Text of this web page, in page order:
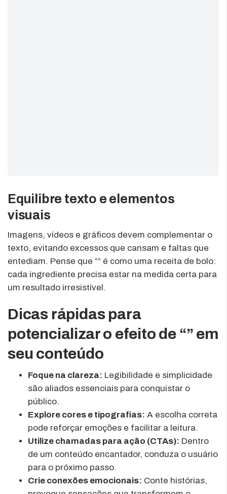
Equilibre texto e elementos
visuais
Imagens, vídeos e gráficos devem complementar o
texto, evitando excessos que cansam e faltas que
entediam. Pense que “” é como uma receita de bolo:
cada ingrediente precisa estar na medida certa para
um resultado irresistível.
Dicas rápidas para
potencializar o efeito de “” em
seu conteúdo
Foque na clareza: Legibilidade e simplicidade
são aliados essenciais para conquistar o
público.
Explore cores e tipografias: A escolha correta
pode reforçar emoções e facilitar a leitura.
Utilize chamadas para ação (CTAs): Dentro
de um conteúdo encantador, conduza o usuário
para o próximo passo.
Crie conexões emocionais: Conte histórias,